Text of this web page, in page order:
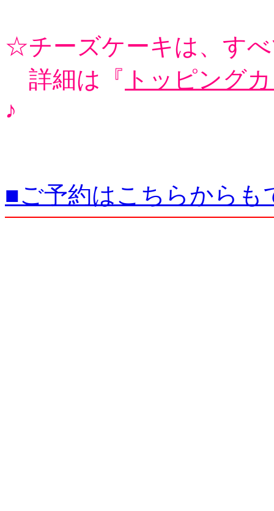
☆チーズケーキは、す
詳細は『 トッピング
♪
■ご予約はこちらからも